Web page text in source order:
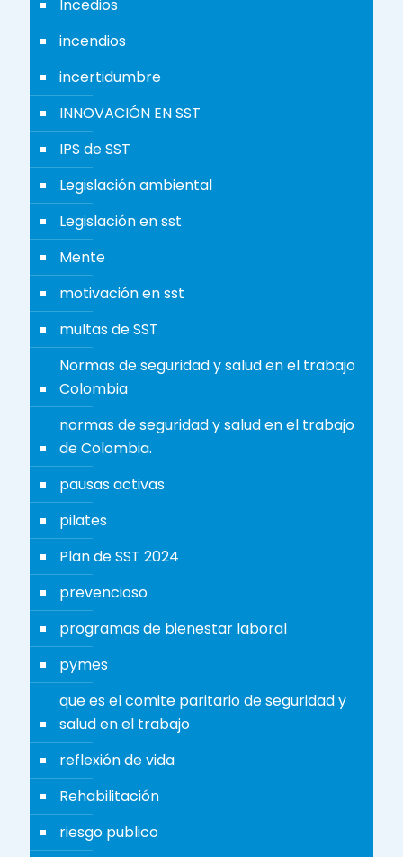
Incedios
incendios
incertidumbre
INNOVACIÓN EN SST
IPS de SST
Legislación ambiental
Legislación en sst
Mente
motivación en sst
multas de SST
Normas de seguridad y salud en el trabajo
Colombia
normas de seguridad y salud en el trabajo
de Colombia.
pausas activas
pilates
Plan de SST 2024
prevencioso
programas de bienestar laboral
pymes
que es el comite paritario de seguridad y
salud en el trabajo
reflexión de vida
Rehabilitación
riesgo publico